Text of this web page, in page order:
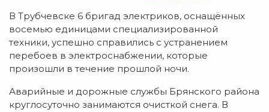
В Трубчевске 6 бригад электриков, оснащённых
восемью единицами специализированной
техники, успешно справились с устранением
перебоев в электроснабжении, которые
произошли в течение прошлой ночи.
Аварийные и дорожные службы Брянского района
круглосуточно занимаются очисткой снега. В